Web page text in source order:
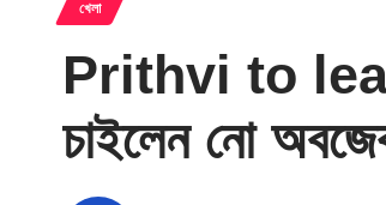
খেলা
Prithvi to
চাইলেন নো